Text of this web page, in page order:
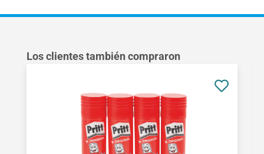
Omitir la galería de productos
Los clientes también compraron